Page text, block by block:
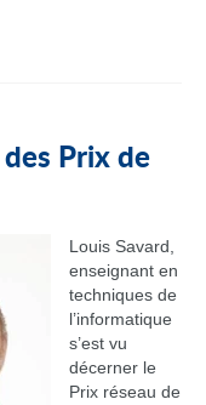
Prix de
Louis Savard,
enseignant en
techniques de
l’informatique
s’est vu
décerner le
Prix réseau de